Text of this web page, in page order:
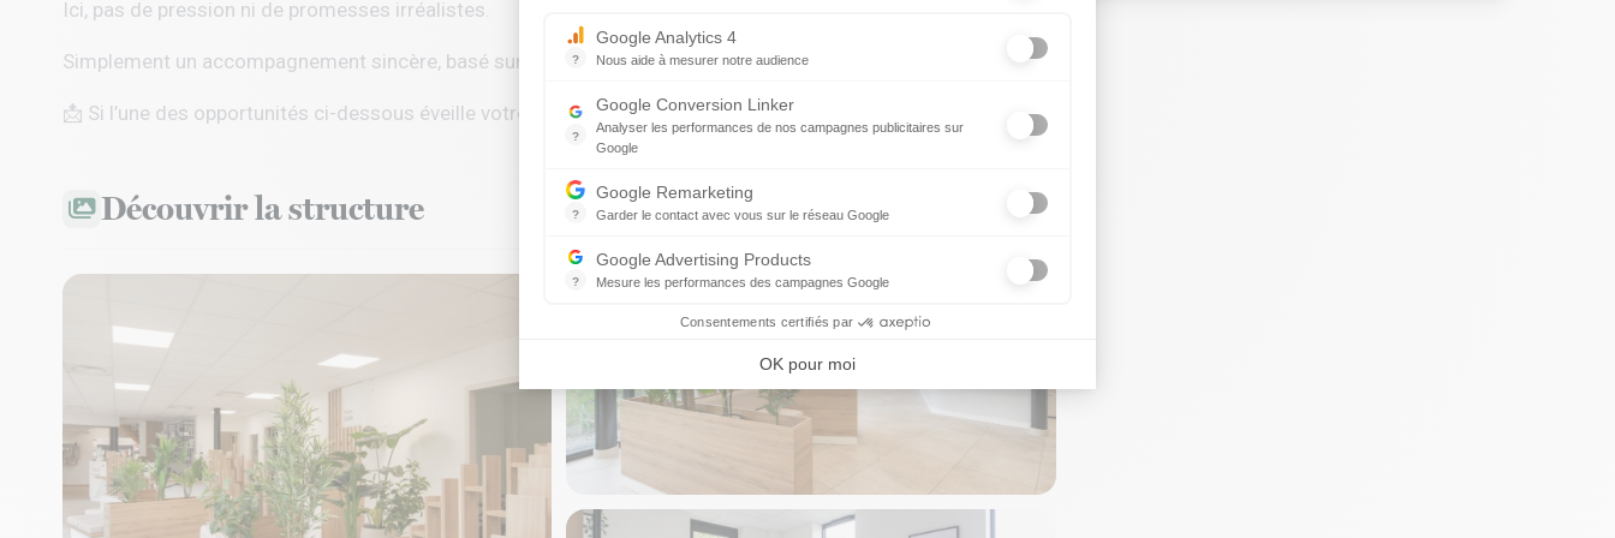
?
Google Analytics 4
Nous aide à mesurer notre audience
?
Google Conversion Linker
Analyser les performances de nos campagnes publicitaires sur
Google
?
Google Remarketing
Garder le contact avec vous sur le réseau Google
?
Google Advertising Products
Mesure les performances des campagnes Google
Consentements certifiés par
OK pour moi
Ici, pas de pression ni de promesses irréalistes.
Simplement un accompagnement sincère, basé sur l’écoute, la transparence et le respect de vos choix.
📩 Si l’une des opportunités ci-dessous éveille votre curiosité, nous serons ravis d’en discuter avec vous
Découvrir la structure